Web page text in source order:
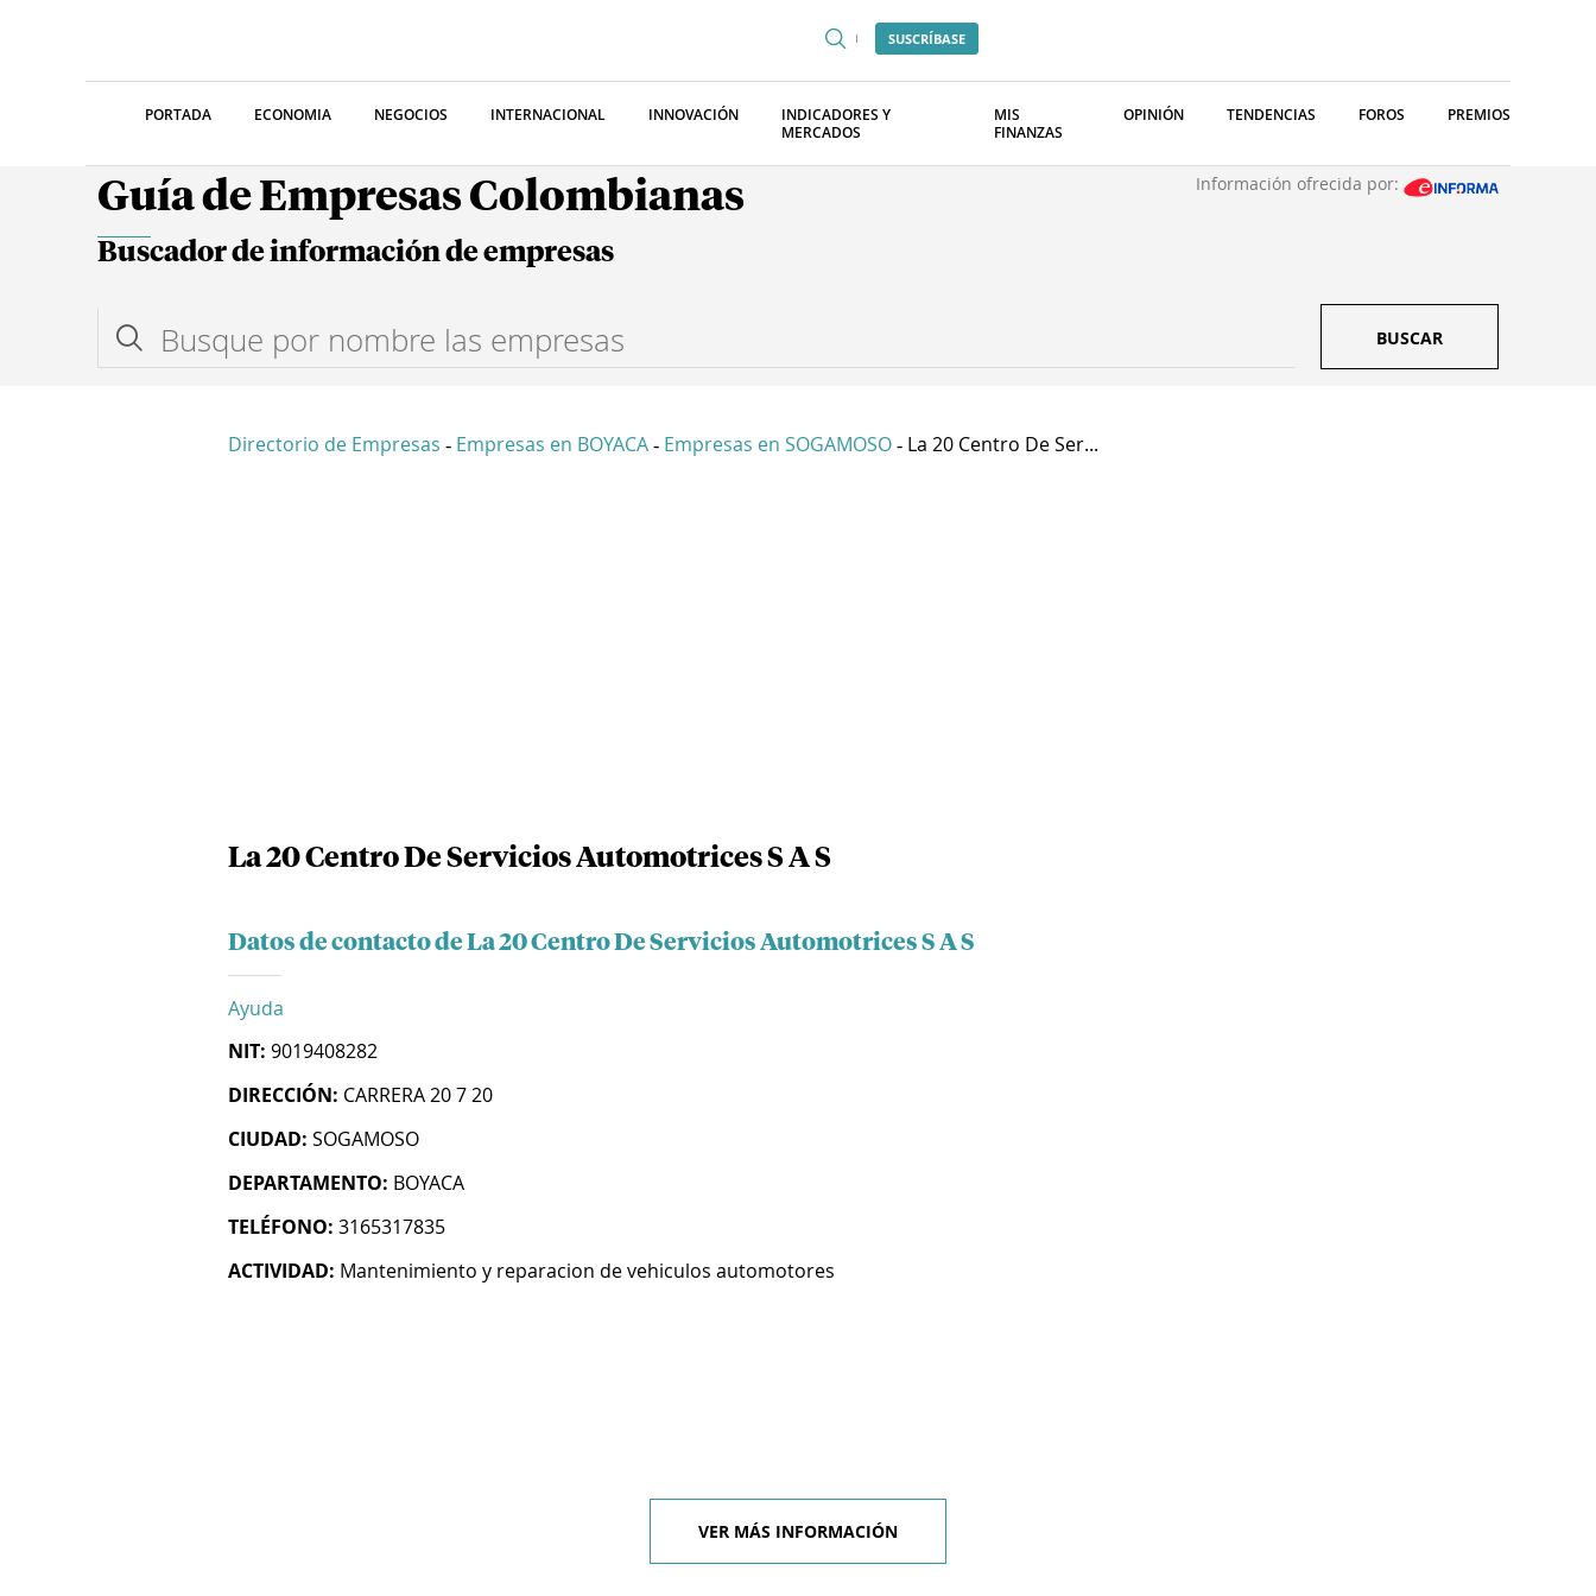
SUSCRÍBASE
PORTADA ECONOMIA NEGOCIOS INTERNACIONAL INNOVACIÓN
INDICADORES Y
MERCADOS
MIS
FINANZAS
OPINIÓN TENDENCIAS FOROS PREMIOS
Guía de Empresas Colombianas Información ofrecida por:
Buscador de información de empresas
BUSCAR
Directorio de Empresas - Empresas en BOYACA - Empresas en SOGAMOSO - La 20 Centro De Ser...
La 20 Centro De Servicios Automotrices S A S
Datos de contacto de La 20 Centro De Servicios Automotrices S A S
Ayuda
NIT: 9019408282
DIRECCIÓN: CARRERA 20 7 20
CIUDAD: SOGAMOSO
DEPARTAMENTO: BOYACA
TELÉFONO: 3165317835
ACTIVIDAD: Mantenimiento y reparacion de vehiculos automotores
VER MÁS INFORMACIÓN